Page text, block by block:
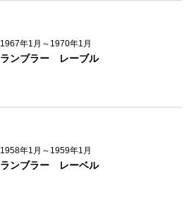
1967年1月～1970年1月
ランブラー レーブル
1958年1月～1959年1月
ランブラー レーベル